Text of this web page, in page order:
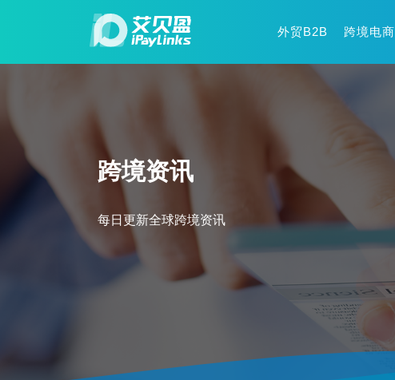
外贸B2B 跨境电商
跨境资讯
每日更新全球跨境资讯